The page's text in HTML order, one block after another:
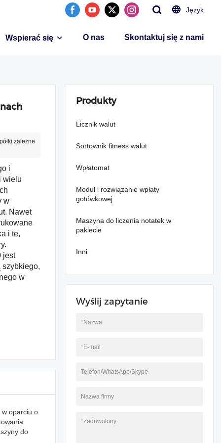
Język
Wspierać się O nas Skontaktuj się z nami
zależne
i
wielu
w
Nawet
i te,
jest
szybkiego,
w
w oparciu o
do
Produkty
Licznik walut
Sortownik fitness walut
Wpłatomat
Moduł i rozwiązanie wpłaty
gotówkowej
Maszyna do liczenia notatek w
pakiecie
Inni
Wyślij zapytanie
*Nazwa
*E-mail
Telefon/WhatsApp/Skype
Nazwa firmy
*Zadowolony